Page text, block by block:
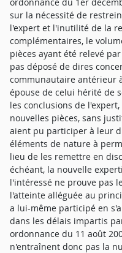
sur la nécessité de
l'expert et l'inutilité de la
complémentaires, le
pièces ayant été relevé
pas déposé de dires
communautaire antérieur
épouse de celui hérité de
les conclusions de
nouvelles pièces, sans
aient pu participer à leur
éléments de nature à
lieu de les remettre en
échéant, la nouvelle
l'intéressé ne prouve pas
l'atteinte alléguée au
a lui-même participé en
dans les délais impartis
ordonnance du 11 août
n'entraînent donc pas la